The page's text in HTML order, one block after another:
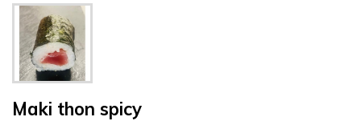
Maki thon spicy